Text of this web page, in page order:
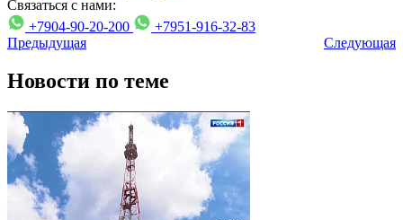
Связаться с нами:
+7904-90-20-200
+7951-916-32-83
Предыдущая
Следующая
Новости по теме